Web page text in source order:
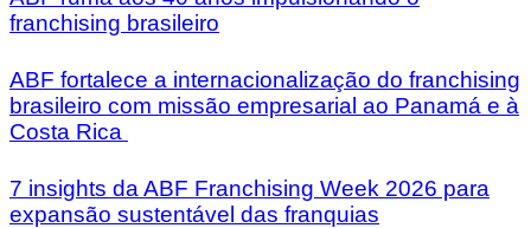
franchising brasileiro
ABF fortalece a internacionalização do franchising
brasileiro com missão empresarial ao Panamá e à
Costa Rica
7 insights da ABF Franchising Week 2026 para
expansão sustentável das franquias